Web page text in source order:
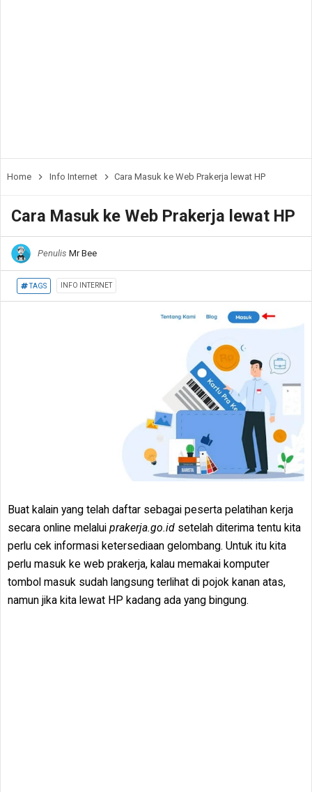
Home Info Internet Cara Masuk ke Web Prakerja lewat HP
Cara Masuk ke Web Prakerja lewat HP
Penulis Mr Bee
TAGS INFO INTERNET
Buat kalain yang telah daftar sebagai peserta pelatihan kerja
secara online melalui prakerja.go.id setelah diterima tentu kita
perlu cek informasi ketersediaan gelombang. Untuk itu kita
perlu masuk ke web prakerja, kalau memakai komputer
tombol masuk sudah langsung terlihat di pojok kanan atas,
namun jika kita lewat HP kadang ada yang bingung.